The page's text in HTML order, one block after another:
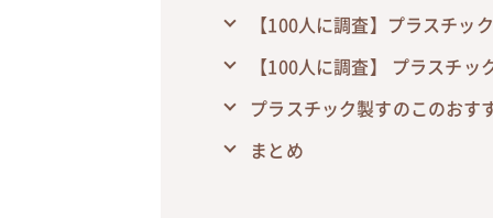
【100人に調査】プラスチッ
【100人に調査】 プラスチ
プラスチック製すのこのおす
まとめ